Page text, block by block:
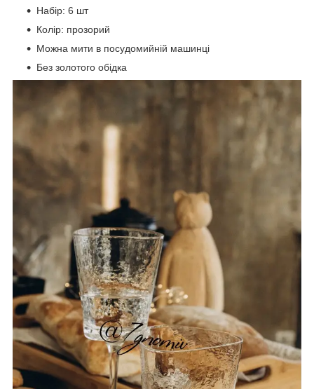
Набір: 6 шт
Колір: прозорий
Можна мити в посудомийній машинці
Без золотого обідка